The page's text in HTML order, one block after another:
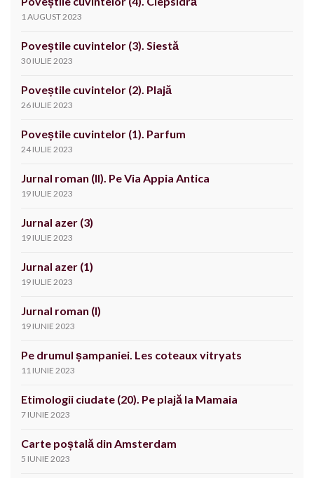
1 AUGUST 2023
Poveștile cuvintelor (3). Siestă
30 IULIE 2023
Poveștile cuvintelor (2). Plajă
26 IULIE 2023
Poveștile cuvintelor (1). Parfum
24 IULIE 2023
Jurnal roman (II). Pe Via Appia Antica
19 IULIE 2023
Jurnal azer (3)
19 IULIE 2023
Jurnal azer (1)
19 IULIE 2023
Jurnal roman (I)
19 IUNIE 2023
Pe drumul șampaniei. Les coteaux vitryats
11 IUNIE 2023
Etimologii ciudate (20). Pe plajă la Mamaia
7 IUNIE 2023
Carte poștală din Amsterdam
5 IUNIE 2023